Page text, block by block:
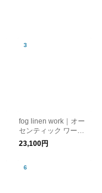
fog linen work｜オー
センティック ワーク
シャツ fog linen wor
k フォグリネンワー
23,100円